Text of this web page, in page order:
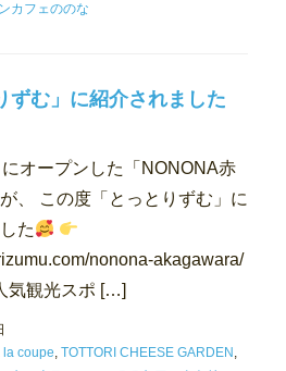
カフェののな
ずむ」に紹介されました
オープンした「NONONA赤
、 この度「とっとりずむ」に
た
nonona-akagawara/
気観光スポ […]
la coupe TOTTORI CHEESE GARDEN